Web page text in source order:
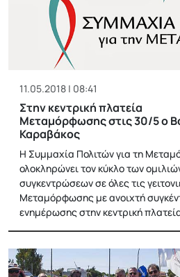
11.05.2018 | 08:41
Στην κεντρική πλατεία
Μεταμόρφωσης στις 30/5 ο
Καραβάκος
Η Συμμαχία Πολιτών για τη
ολοκληρώνει τον κύκλο των
συγκεντρώσεων σε όλες τις
Μεταμόρφωσης με ανοιχτή
ενημέρωσης στην κεντρική